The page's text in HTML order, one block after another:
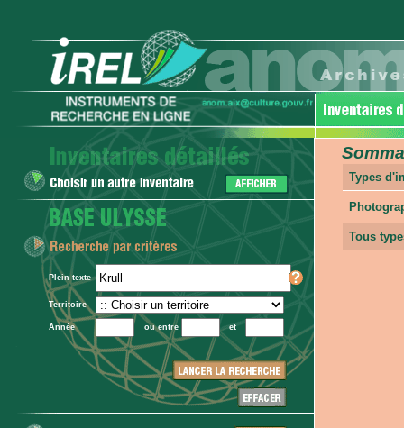
Plein texte
Territoire
Année ou entre et
Types
Tous